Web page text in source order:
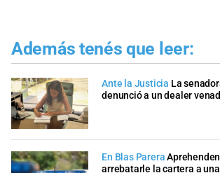
Además tenés que leer:
Ante la Justicia La
denunció a un dealer
En Blas Parera
arrebatarle la cartera a